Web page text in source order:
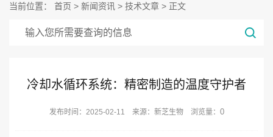
当前位置： 首页 > 新闻资讯 > 技术文章 > 正文
冷却水循环系统：精密制造的温度守护者
发布时间：2025-02-11 来源：新芝生物 浏览量： 0